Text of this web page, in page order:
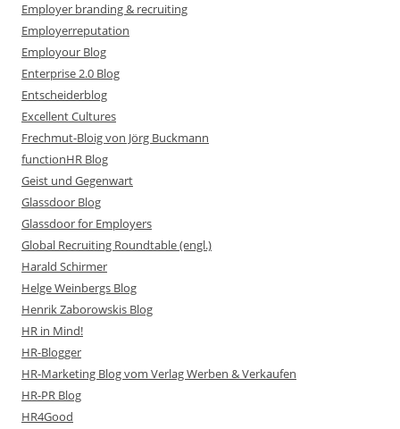
Employer branding & recruiting
Employerreputation
Employour Blog
Enterprise 2.0 Blog
Entscheiderblog
Excellent Cultures
Frechmut-Bloig von Jörg Buckmann
functionHR Blog
Geist und Gegenwart
Glassdoor Blog
Glassdoor for Employers
Global Recruiting Roundtable (engl.)
Harald Schirmer
Helge Weinbergs Blog
Henrik Zaborowskis Blog
HR in Mind!
HR-Blogger
HR-Marketing Blog vom Verlag Werben & Verkaufen
HR-PR Blog
HR4Good